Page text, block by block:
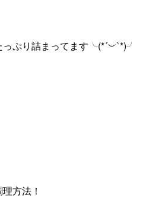
ぷり詰まってます╰(*´︶`*)╯
方法！